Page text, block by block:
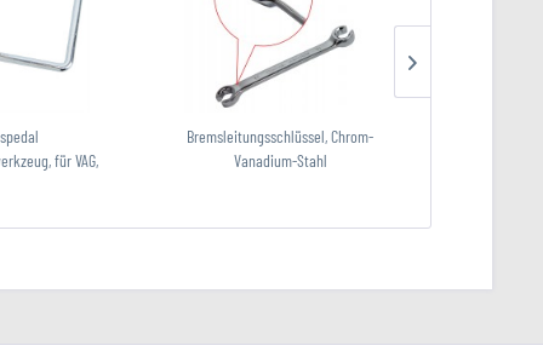
für VAG,
Bremsleitungsschlüssel, Chrom-
Vanadium-Stahl